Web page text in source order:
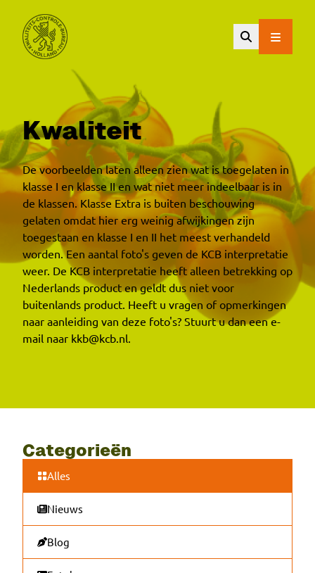
Kwaliteit
De voorbeelden laten alleen zien wat is toegelaten in
klasse I en klasse II en wat niet meer indeelbaar is in
de klassen. Klasse Extra is buiten beschouwing
gelaten omdat hier erg weinig afwijkingen zijn
toegestaan en klasse I en II het meest verhandeld
worden. Een aantal foto's geven de KCB interpretatie
weer. De KCB interpretatie heeft alleen betrekking op
Nederlands product en geldt dus niet voor
buitenlands product. Heeft u vragen of opmerkingen
naar aanleiding van deze foto's? Stuurt u dan een e-
mail naar kkb@kcb.nl.
Categorieën
Alles
Nieuws
Blog